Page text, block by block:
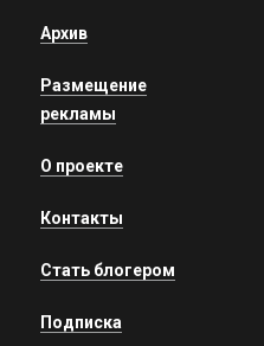
Архив
Размещение
рекламы
О проекте
Контакты
Стать блогером
Подписка